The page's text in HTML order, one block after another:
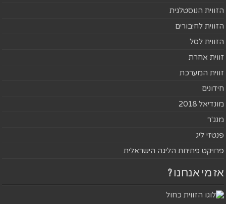
הזווית הנוסטלגית
הזווית לחיבורים
הזווית לסל
זווית אחרת
זווית המערכת
חידונים
מונדיאל 2018
מנג'ר
פנטזי ליג
פרויקט פתיחת הליגה הישראלית
אז מי אנחנו ?